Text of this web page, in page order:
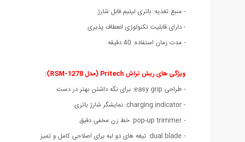
- منبع تغذیه: باتری لیتیم قابل شارژ
- دارای قابلیت تکنولوژی انعطاف پذیری
- مدت زمان استفاده: 40 دقیقه
ویژگی های ریش تراش Pritech (مدل RSM-1278):
- طراحی easy grip: برای نگه داشتن بهتر در دست
- charging indicator: نمایشگر شارژ باتری
- pop-up trimmer: خط زن مخفی دقیق
- dual blade: تیغه های دو لبه برای اصلاحی کامل و تمیز